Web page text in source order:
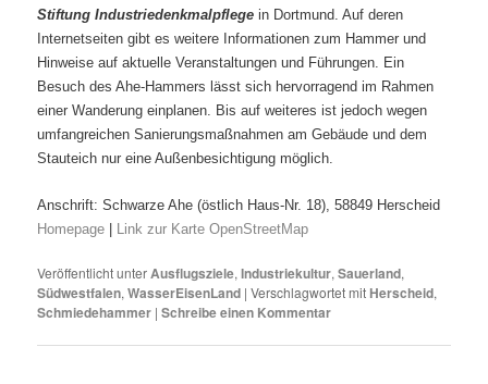
Stiftung Industriedenkmalpflege in Dortmund. Auf deren
Internetseiten gibt es weitere Informationen zum Hammer und
Hinweise auf aktuelle Veranstaltungen und Führungen. Ein
Besuch des Ahe-Hammers lässt sich hervorragend im Rahmen
einer Wanderung einplanen. Bis auf weiteres ist jedoch wegen
umfangreichen Sanierungsmaßnahmen am Gebäude und dem
Stauteich nur eine Außenbesichtigung möglich.
Anschrift: Schwarze Ahe (östlich Haus-Nr. 18), 58849 Herscheid
Homepage
Link zur Karte OpenStreetMap
Veröffentlicht unterAusflugsziele,Industriekultur,Sauerland,
Südwestfalen,WasserEisenLand |Verschlagwortet mit Herscheid,
Schmiedehammer |Schreibe einen Kommentar